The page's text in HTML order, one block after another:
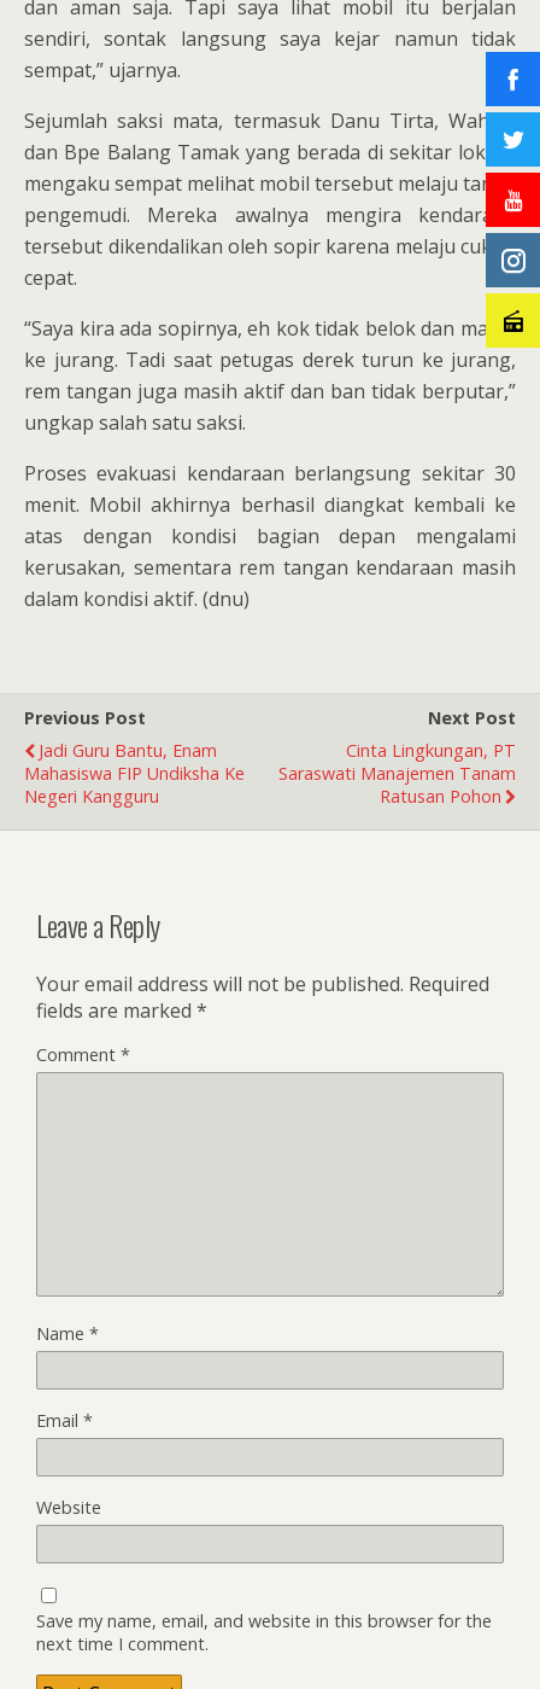
dan aman saja. Tapi saya lihat mobil itu berjalan
sendiri, sontak langsung saya kejar namun tidak
sempat,” ujarnya.
Sejumlah saksi mata, termasuk Danu Tirta, Wahyu,
dan Bpe Balang Tamak yang berada di sekitar lokasi,
mengaku sempat melihat mobil tersebut melaju tanpa
pengemudi. Mereka awalnya mengira kendaraan
tersebut dikendalikan oleh sopir karena melaju cukup
cepat.
“Saya kira ada sopirnya, eh kok tidak belok dan malah
ke jurang. Tadi saat petugas derek turun ke jurang,
rem tangan juga masih aktif dan ban tidak berputar,”
ungkap salah satu saksi.
Proses evakuasi kendaraan berlangsung sekitar 30
menit. Mobil akhirnya berhasil diangkat kembali ke
atas dengan kondisi bagian depan mengalami
kerusakan, sementara rem tangan kendaraan masih
dalam kondisi aktif. (dnu)
Previous Post
Jadi Guru Bantu, Enam
Mahasiswa FIP Undiksha Ke
Negeri Kangguru
Next Post
Cinta Lingkungan, PT
Saraswati Manajemen Tanam
Ratusan Pohon
Leave a Reply
Your email address will not be published. Required
fields are marked *
Comment *
Name *
Email *
Website
Save my name, email, and website in this browser for the
next time I comment.